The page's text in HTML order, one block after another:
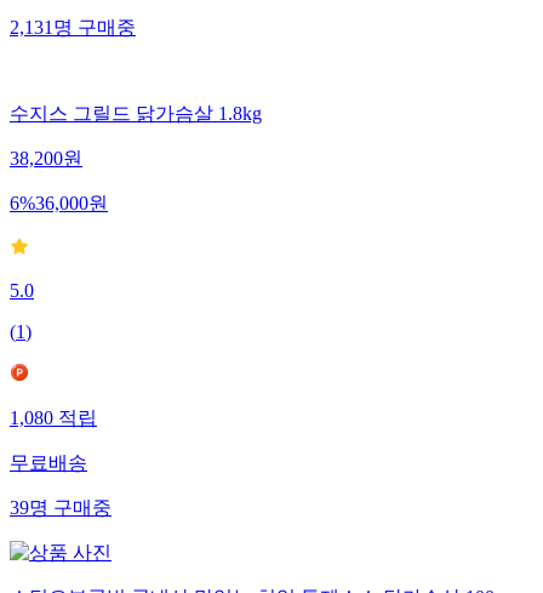
2,131명구매중
수지스 그릴드 닭가슴살 1.8kg
38,200원
6%36,000원
5.0
(1)
1,080적립
무료배송
39명구매중